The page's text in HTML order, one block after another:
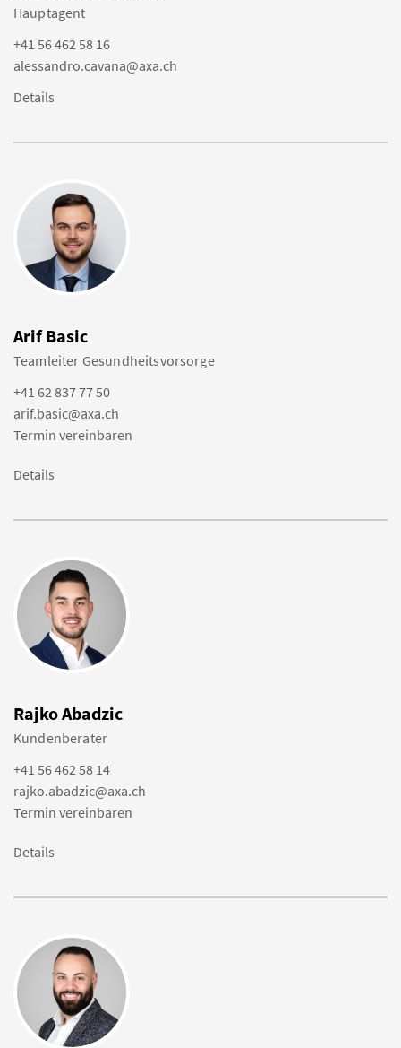
Hauptagent
+41 56 462 58 16
alessandro.cavana@axa.ch
Details
Arif Basic
Teamleiter Gesundheitsvorsorge
+41 62 837 77 50
arif.basic@axa.ch
Termin vereinbaren
Details
Rajko Abadzic
Kundenberater
+41 56 462 58 14
rajko.abadzic@axa.ch
Termin vereinbaren
Details